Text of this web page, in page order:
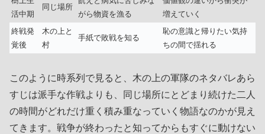
活中期
同じ場所
がら物資を漁る
増えていく
終戦発
覚後
木の上と
村
手紙で敗戦を知る
恥の意識と帰りたい気持
ちの間で揺れる
このように時系列で見ると、木の上の軍隊のネタバレあら
すじは派手な作戦よりも、同じ場所にとどまり続けた二人
の時間がどれだけ重く積み重なっていく物語なのかが見え
てきます。戦争が終わったと知ってからもすぐに動けない